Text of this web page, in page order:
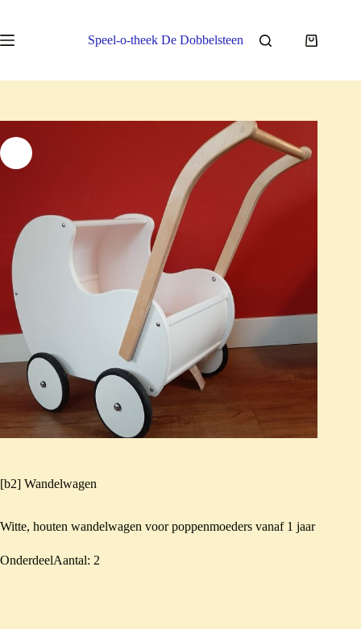
de
inhoud
Speel-o-theek De Dobbelsteen
[b2] Wandelwagen
Witte, houten wandelwagen voor poppenmoeders vanaf 1 jaar
OnderdeelAantal: 2